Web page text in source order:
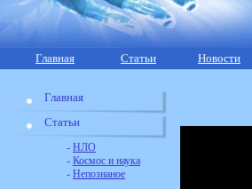
Главная Статьи Новости
Главная
Статьи
- НЛО
- Космос и наука
- Непознаное